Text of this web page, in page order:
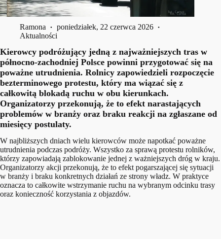
Ramona
poniedziałek, 22 czerwca 2026
Aktualności
Kierowcy podróżujący jedną z najważniejszych tras w
północno-zachodniej Polsce powinni przygotować się na
poważne utrudnienia. Rolnicy zapowiedzieli rozpoczęcie
bezterminowego protestu, który ma wiązać się z
całkowitą blokadą ruchu w obu kierunkach.
Organizatorzy przekonują, że to efekt narastających
problemów w branży oraz braku reakcji na zgłaszane od
miesięcy postulaty.
W najbliższych dniach wielu kierowców może napotkać poważne
utrudnienia podczas podróży. Wszystko za sprawą protestu rolników,
którzy zapowiadają zablokowanie jednej z ważniejszych dróg w kraju.
Organizatorzy akcji przekonują, że to efekt pogarszającej się sytuacji
w branży i braku konkretnych działań ze strony władz. W praktyce
oznacza to całkowite wstrzymanie ruchu na wybranym odcinku trasy
oraz konieczność korzystania z objazdów.